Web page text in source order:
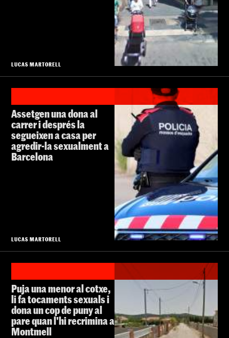
LUCAS MARTORELL
Assetgen una dona al
carrer i després la
segueixen a casa per
agredir-la sexualment a
Barcelona
LUCAS MARTORELL
Puja una menor al cotxe,
li fa tocaments sexuals i
dona un cop de puny al
pare quan l'hi recrimina a
Montmell